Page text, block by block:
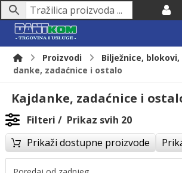
Proizvodi Bilježnice,
danke, zadaćnice i ostalo
Kajdanke, zadaćnice i
Filteri
Prikaz svih 20
Prikaži dostupne proizvode